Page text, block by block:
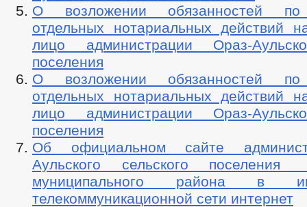
О возложении обязанностей по
отдельных нотариальных действий
лицо администрации Ораз-
поселения
О возложении обязанностей по
отдельных нотариальных действий
лицо администрации Ораз-
поселения
Об официальном сайте
Аульского сельского поселения
муниципального района в
телекоммуникационной сети интернет